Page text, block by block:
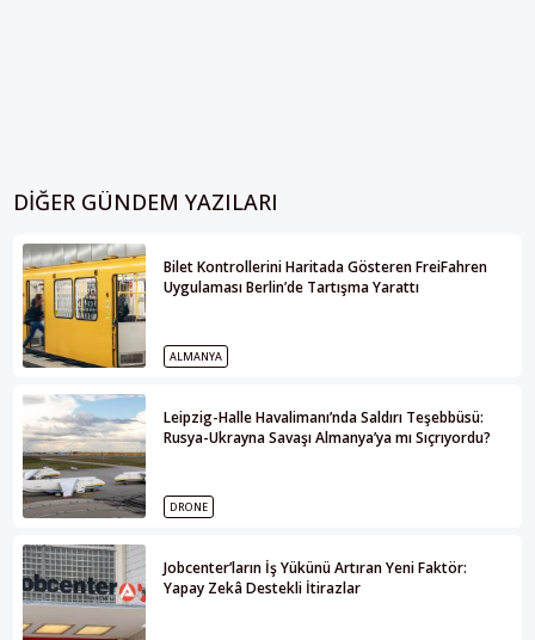
DIĞER GÜNDEM YAZILARI
Bilet Kontrollerini Haritada Gösteren FreiFahren
Uygulaması Berlin’de Tartışma Yarattı
ALMANYA
Leipzig-Halle Havalimanı’nda Saldırı Teşebbüsü:
Rusya-Ukrayna Savaşı Almanya’ya mı Sıçrıyordu?
DRONE
Jobcenter’ların İş Yükünü Artıran Yeni Faktör:
Yapay Zekâ Destekli İtirazlar